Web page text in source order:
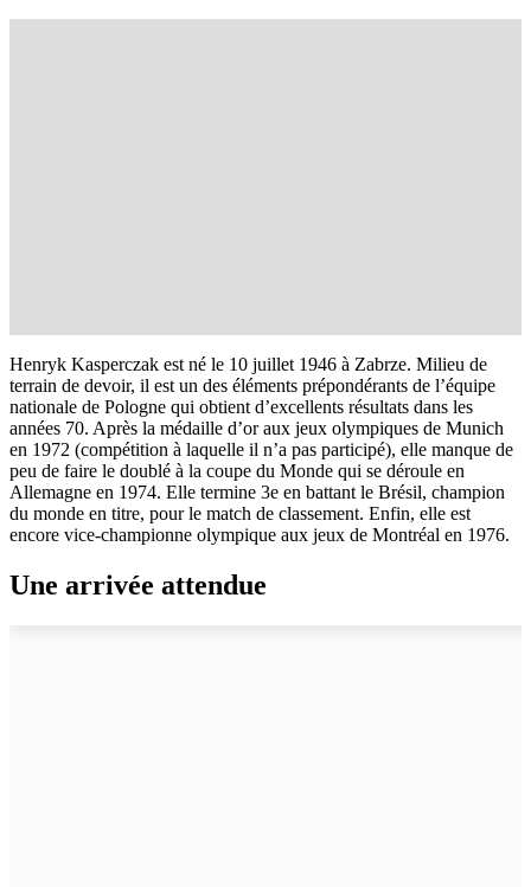
Henryk Kasperczak est né le 10 juillet 1946 à Zabrze. Milieu de
terrain de devoir, il est un des éléments prépondérants de l’équipe
nationale de Pologne qui obtient d’excellents résultats dans les
années 70. Après la médaille d’or aux jeux olympiques de Munich
en 1972 (compétition à laquelle il n’a pas participé), elle manque de
peu de faire le doublé à la coupe du Monde qui se déroule en
Allemagne en 1974. Elle termine 3e en battant le Brésil, champion
du monde en titre, pour le match de classement. Enfin, elle est
encore vice-championne olympique aux jeux de Montréal en 1976.
Une arrivée attendue